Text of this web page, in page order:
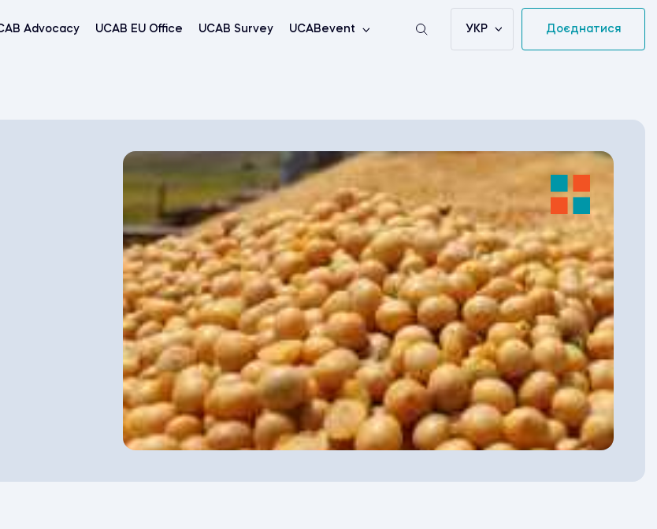
Advocacy UCAB EU Office UCAB Survey UCABevent УКР Доєднатися